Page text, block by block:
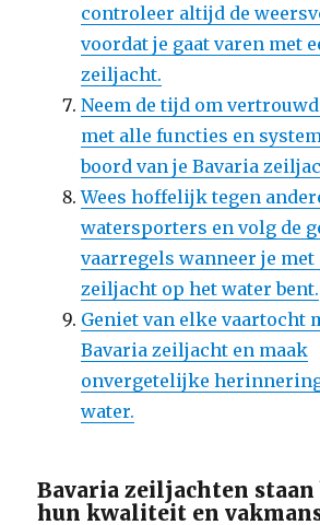
controleer altijd de
voordat je gaat varen met
zeiljacht.
Neem de tijd om
met alle functies en
boord van je Bavaria
Wees hoffelijk tegen
watersporters en volg de
vaarregels wanneer je met
zeiljacht op het water bent.
Geniet van elke vaartocht
Bavaria zeiljacht en maak
onvergetelijke
water.
Bavaria zeiljachten staan
hun kwaliteit en